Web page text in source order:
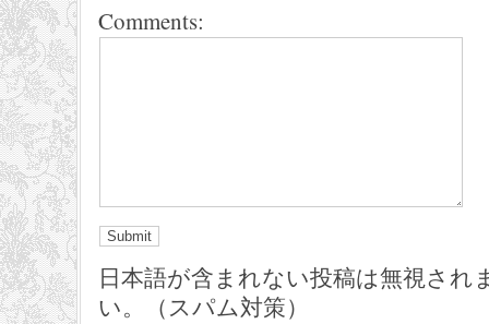
Comments:
日本語が含まれない投稿は無視され
い。（スパム対策）